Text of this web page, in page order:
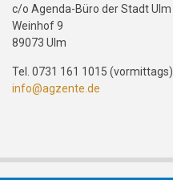
c/o Agenda-Büro der Stadt Ulm
Weinhof 9
89073 Ulm
Tel. 0731 161 1015 (vormittags)
info@agzente.de